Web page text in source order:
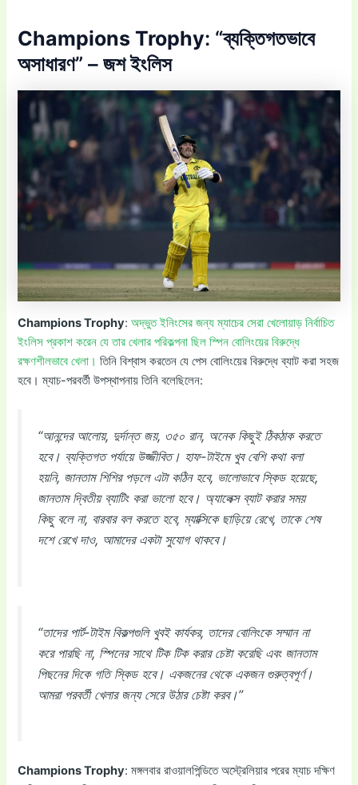
Champions Trophy: “ব্যক্তিগতভাবে
অসাধারণ” – জশ ইংলিস
Champions Trophy:অদ্ভুত ইনিংসের জন্য ম্যাচের সেরা খেলোয়াড় নির্বাচিত
ইংলিস প্রকাশ করেন যে তার খেলার পরিকল্পনা ছিল স্পিন বোলিংয়ের বিরুদ্ধে
রক্ষণশীলভাবে খেলা।তিনি বিশ্বাস করতেন যে পেস বোলিংয়ের বিরুদ্ধে ব্যাট করা সহজ
হবে। ম্যাচ-পরবর্তী উপস্থাপনায় তিনি বলেছিলেন:
“আনন্দের আলোয়, দুর্দান্ত জয়, ৩৫০ রান, অনেক কিছুই ঠিকঠাক করতে
হবে। ব্যক্তিগত পর্যায়ে উজ্জীবিত। হাফ-টাইমে খুব বেশি কথা বলা
হয়নি, জানতাম শিশির পড়লে এটা কঠিন হবে, ভালোভাবে স্কিড হয়েছে,
জানতাম দ্বিতীয় ব্যাটিং করা ভালো হবে। অ্যালেক্স ব্যাট করার সময়
কিছু বলে না, বারবার বল করতে হবে, ম্যাক্সিকে ছাড়িয়ে রেখে, তাকে শেষ
দশে রেখে দাও, আমাদের একটা সুযোগ থাকবে।
“তাদের পার্ট-টাইম বিকল্পগুলি খুবই কার্যকর, তাদের বোলিংকে সম্মান না
করে পারছি না, স্পিনের সাথে টিক টিক করার চেষ্টা করেছি এবং জানতাম
পিছনের দিকে গতি স্কিড হবে। একজনের থেকে একজন গুরুত্বপূর্ণ।
আমরা পরবর্তী খেলার জন্য সেরে উঠার চেষ্টা করব।”
Champions Trophy: মঙ্গলবার রাওয়ালপিন্ডিতে অস্ট্রেলিয়ার পরের ম্যাচ দক্ষিণ